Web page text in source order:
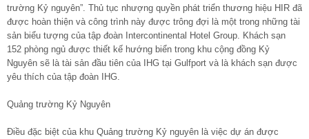
trường Kỷ nguyên”. Thủ tục nhượng quyền phát triển thương hiệu HIR đã
được hoàn thiện và công trình này được trông đợi là một trong những tài
sản biểu tượng của tập đoàn Intercontinental Hotel Group. Khách sạn
152 phòng ngủ được thiết kế hướng biển trong khu cộng đồng Kỷ
Nguyên sẽ là tài sản đầu tiên của IHG tại Gulfport và là khách sạn được
yêu thích của tập đoàn IHG.
Quảng trường Kỷ Nguyên
Điều đặc biệt của khu Quảng trường Kỷ nguyên là việc dự án được